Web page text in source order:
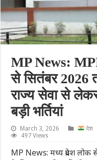
MP News:
से सितंबर 2026
राज्य सेवा से
बड़ी भर्तियां
March 3, 2026 देश
497 Views
MP News: मध्य प्रदेश लोक